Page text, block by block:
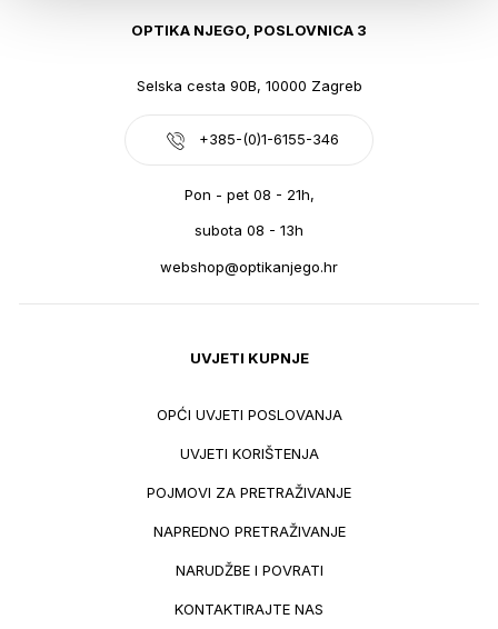
OPTIKA NJEGO, POSLOVNICA 3
Selska cesta 90B, 10000 Zagreb
+385-(0)1-6155-346
Pon - pet 08 - 21h,
subota 08 - 13h
webshop@optikanjego.hr
UVJETI KUPNJE
OPĆI UVJETI POSLOVANJA
UVJETI KORIŠTENJA
POJMOVI ZA PRETRAŽIVANJE
NAPREDNO PRETRAŽIVANJE
NARUDŽBE I POVRATI
KONTAKTIRAJTE NAS